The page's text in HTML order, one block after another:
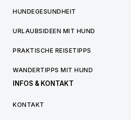
HUNDEGESUNDHEIT
URLAUBSIDEEN MIT HUND
PRAKTISCHE REISETIPPS
WANDERTIPPS MIT HUND
INFOS & KONTAKT
KONTAKT